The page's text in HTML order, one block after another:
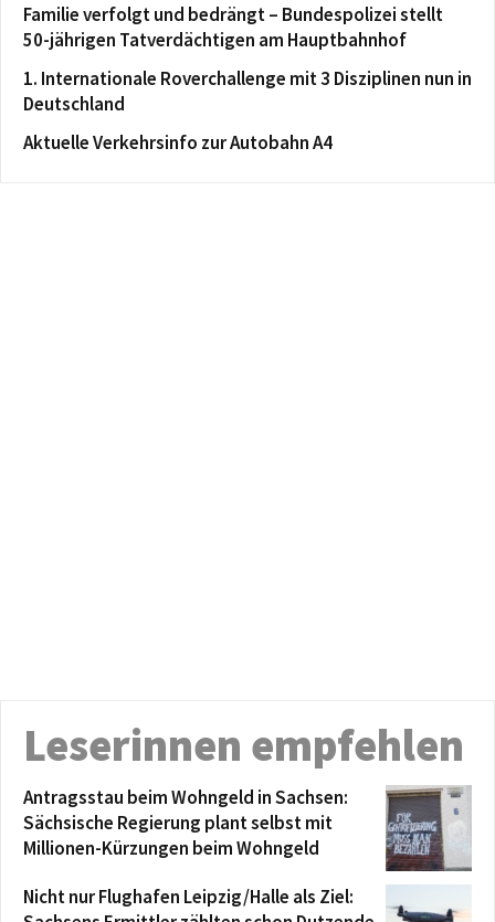
Familie verfolgt und bedrängt – Bundespolizei stellt
50-jährigen Tatverdächtigen am Hauptbahnhof
1. Internationale Roverchallenge mit 3 Disziplinen nun in
Deutschland
Aktuelle Verkehrsinfo zur Autobahn A4
Leserinnen empfehlen
Antragsstau beim Wohngeld in Sachsen:
Sächsische Regierung plant selbst mit
Millionen-Kürzungen beim Wohngeld
Nicht nur Flughafen Leipzig/Halle als Ziel: